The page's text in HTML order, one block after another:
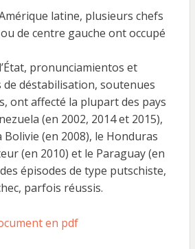
latine, plusieurs chefs
de centre gauche ont occupé
pronunciamientos et
déstabilisation, soutenues
ont affecté la plupart des pays
(en 2002, 2014 et 2015),
Bolivie (en 2008), le Honduras
(en 2010) et le Paraguay (en
épisodes de type putschiste,
parfois réussis.
en pdf